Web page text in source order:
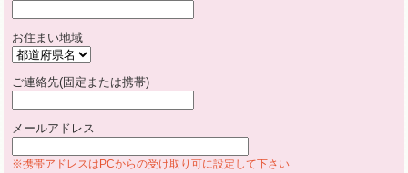
お住まい地域
ご連絡先(固定または携帯)
メールアドレス
※携帯アドレスはPCからの受け取り可に設定して下さい